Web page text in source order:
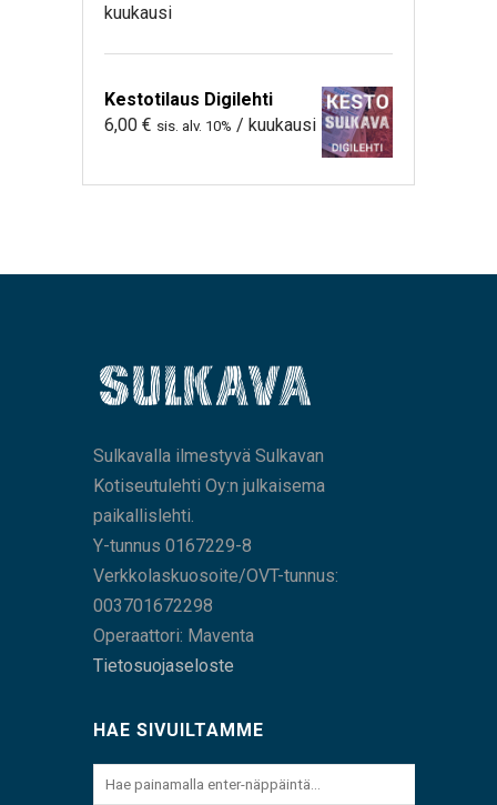
kuukausi
Kestotilaus Digilehti
6,00 € sis. alv. 10% / kuukausi
Sulkavalla ilmestyvä Sulkavan
Kotiseutulehti Oy:n julkaisema
paikallislehti.
Y-tunnus 0167229-8
Verkkolaskuosoite/OVT-tunnus:
003701672298
Operaattori: Maventa
Tietosuojaseloste
HAE SIVUILTAMME